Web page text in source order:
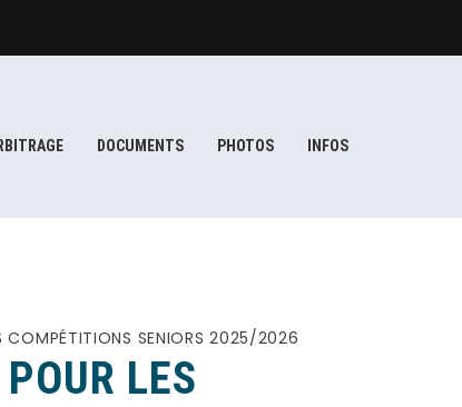
DOCUMENTS PHOTOS INFOS
COMPÉTITIONS SENIORS 2025/2026
LES